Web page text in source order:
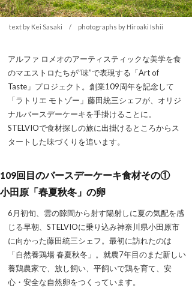
text by Kei Sasaki / photographs by Hiroaki Ishii
アルファ ロメオのアーティスティックな美学を食
のマエストロたちが”味”で表現する「Art of
Taste」プロジェクト。創業109周年を記念して
「ラトリエ モトゾー」藤田統三シェフが、オリジ
ナルバースデーケーキを手掛けることに。
STELVIOで食材探しの旅に出掛けるところからス
タートした味づくりを追います。
109回目のバースデーケーキ食材その①
小田原「春夏秋冬」の卵
6月初旬、雲の隙間から射す陽射しに夏の気配を感
じる早朝、STELVIOに乗り込み神奈川県小田原市
に向かった藤田統三シェフ。最初に訪れたのは
「自然養鶏場 春夏秋冬」。就農7年目のまだ新しい
養鶏農家で、放し飼い、平飼いで鶏を育て、安
心・安全な自然卵をつくっています。